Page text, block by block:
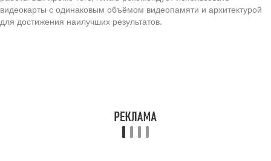
видеокарты с одинаковым объёмом видеопамяти и архитектурой
для достижения наилучших результатов.